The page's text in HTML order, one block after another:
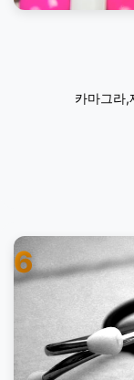
카마그라,
6